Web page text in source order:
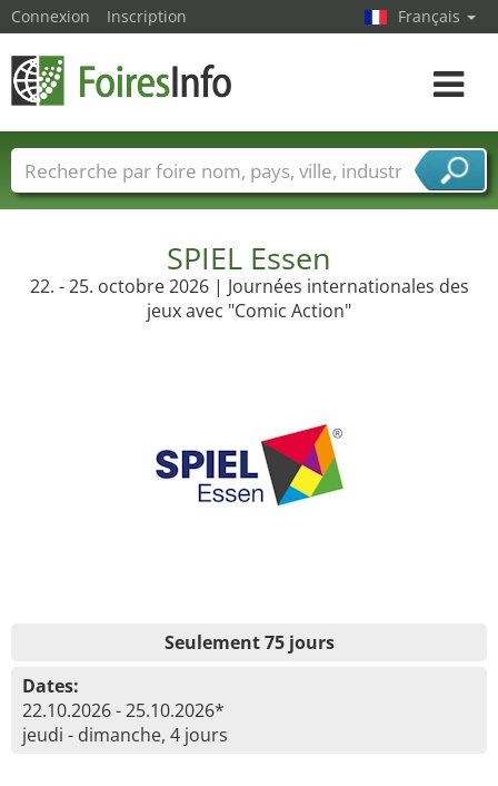
SPIEL Essen
22. - 25. octobre 2026 | Journées internationales des
jeux avec "Comic Action"
Seulement 75 jours
Dates:
22.10.2026 - 25.10.2026*
jeudi - dimanche, 4 jours
Connexion Inscription Français
Toggle
Foire noms Pays Villes
Secteurs de foire